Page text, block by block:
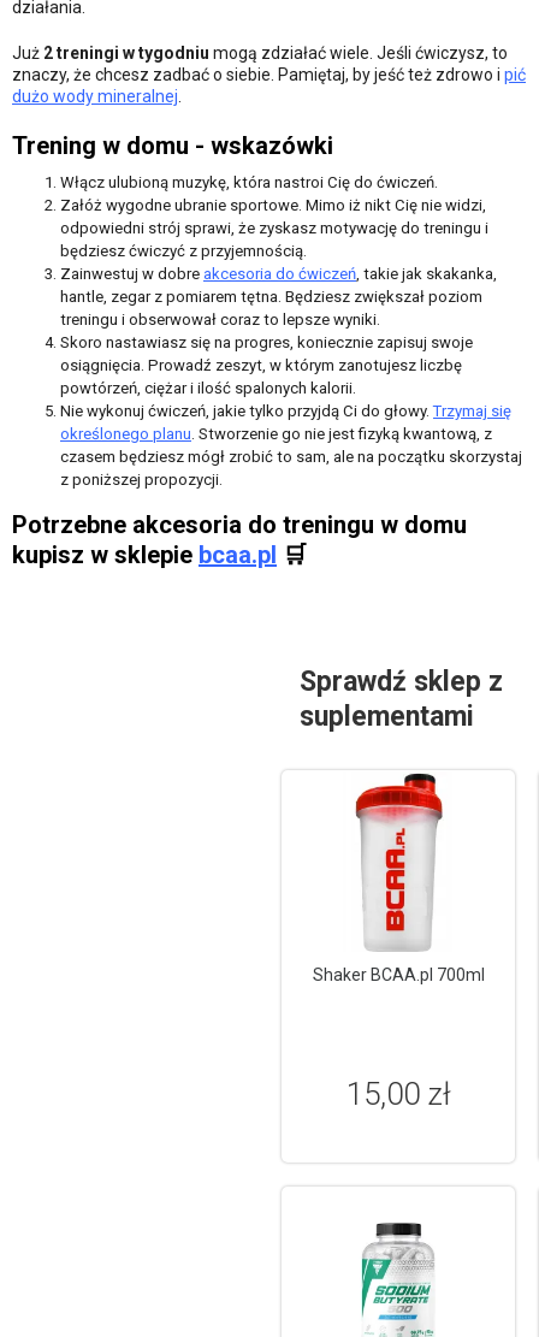
działania.
Już 2 treningi w tygodniu mogą zdziałać wiele. Jeśli ćwiczysz, to
znaczy, że chcesz zadbać o siebie. Pamiętaj, by jeść też zdrowo i pić
dużo wody mineralnej
Trening w domu - wskazówki
Włącz ulubioną muzykę, która nastroi Cię do ćwiczeń.
Załóż wygodne ubranie sportowe. Mimo iż nikt Cię nie widzi,
odpowiedni strój sprawi, że zyskasz motywację do treningu i
będziesz ćwiczyć z przyjemnością.
Zainwestuj w dobre akcesoria do ćwiczeń , takie jak skakanka,
hantle, zegar z pomiarem tętna. Będziesz zwiększał poziom
treningu i obserwował coraz to lepsze wyniki.
Skoro nastawiasz się na progres, koniecznie zapisuj swoje
osiągnięcia. Prowadź zeszyt, w którym zanotujesz liczbę
powtórzeń, ciężar i ilość spalonych kalorii.
Nie wykonuj ćwiczeń, jakie tylko przyjdą Ci do głowy.Trzymaj się
określonego planu . Stworzenie go nie jest fizyką kwantową, z
czasem będziesz mógł zrobić to sam, ale na początku skorzystaj
z poniższej propozycji.
Potrzebne akcesoria do treningu w domu
kupisz w sklepie bcaa.pl 🛒
Sprawdź sklep z
suplementami
Shaker BCAA.pl 700ml
15,00 zł